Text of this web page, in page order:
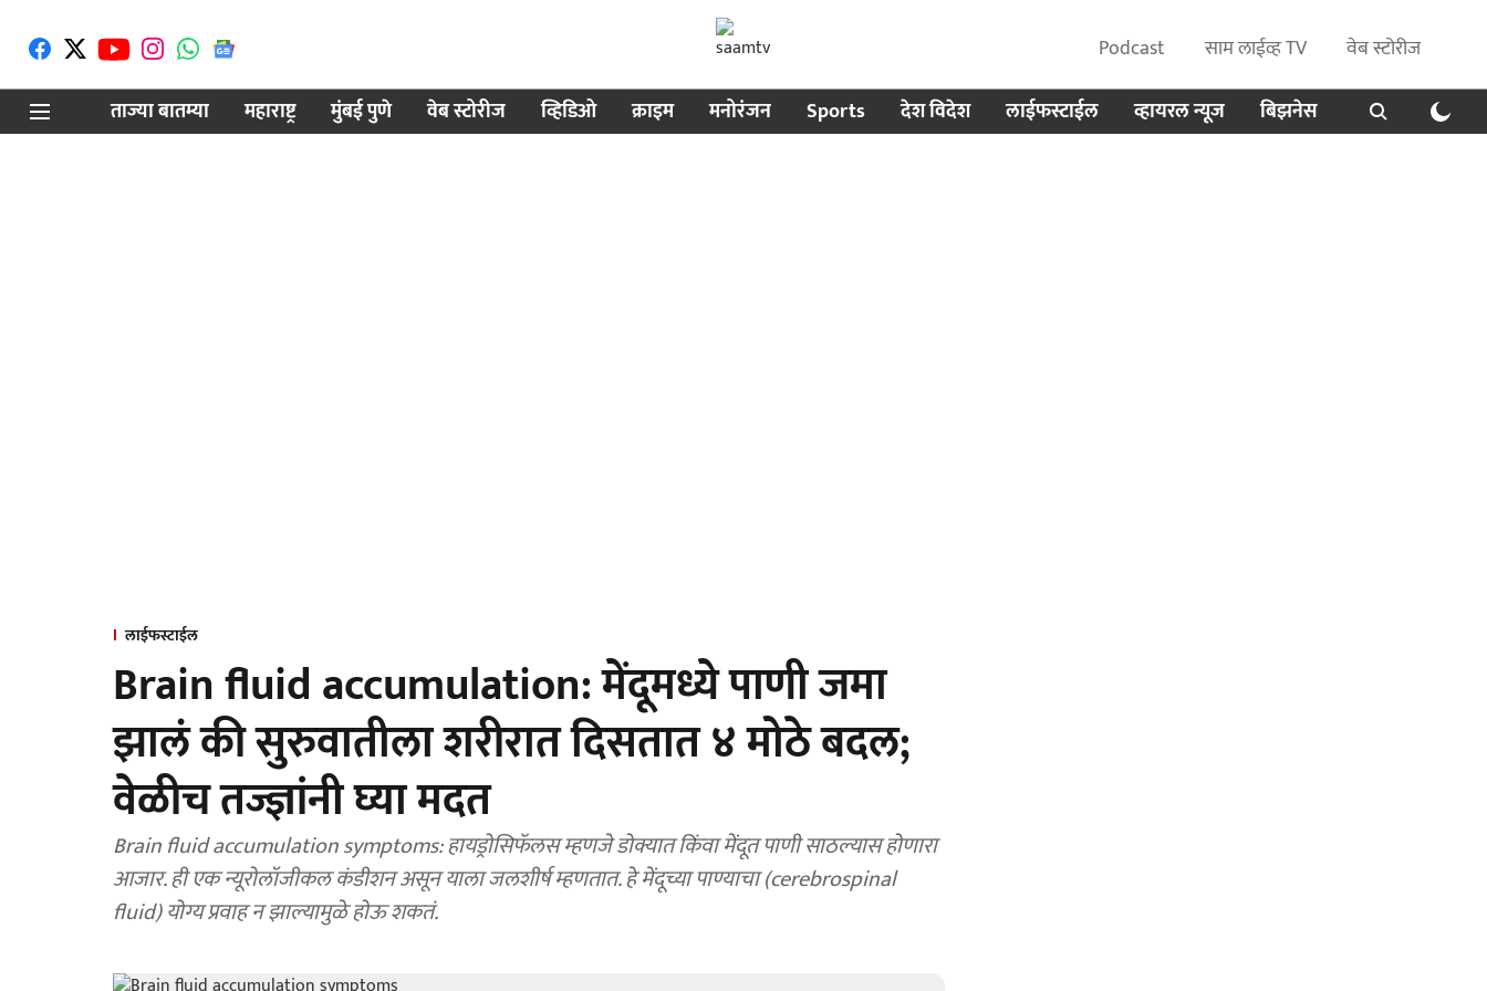
Podcast साम लाईव्ह TV
वेब स्टोरीज
ताज्या बातम्या
महाराष्ट्र मुंबई पुणे वेब स्टोरीज व्हिडिओ क्राइम मनोरंजन Sports देश विदेश लाईफस्टाईल व्हायरल न्यूज बिझनेस
लाईफस्टाईल
Brain fluid accumulation: मेंदूमध्ये पाणी जमा
झालं की सुरुवातीला शरीरात दिसतात ४ मोठे बदल;
वेळीच तज्ज्ञांनी घ्या मदत
Brain fluid accumulation symptoms: हायड्रोसिफॅलस म्हणजे डोक्यात किंवा मेंदूत पाणी साठल्यास होणारा
आजार. ही एक न्यूरोलॉजीकल कंडीशन असून याला जलशीर्ष म्हणतात. हे मेंदूच्या पाण्याचा (cerebrospinal
fluid) योग्य प्रवाह न झाल्यामुळे होऊ शकतं.